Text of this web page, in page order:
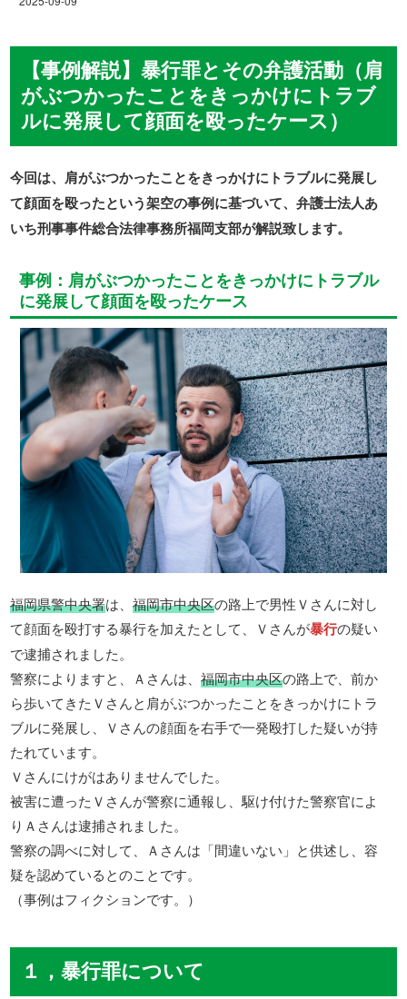
【事例解説】暴行罪とその弁護活動（肩
がぶつかったことをきっかけにトラブ
ルに発展して顔面を殴ったケース）
今回は、肩がぶつかったことをきっかけにトラブルに発展し
て顔面を殴ったという架空の事例に基づいて、弁護士法人あ
いち刑事事件総合法律事務所福岡支部が解説致します。
事例：肩がぶつかったことをきっかけにトラブル
に発展して顔面を殴ったケース
福岡県警中央署は、福岡市中央区の路上で男性Ｖさんに対し
て顔面を殴打する暴行を加えたとして、Ｖさんが暴行の疑い
で逮捕されました。
警察によりますと、Ａさんは、福岡市中央区の路上で、前か
ら歩いてきたＶさんと肩がぶつかったことをきっかけにトラ
ブルに発展し、Ｖさんの顔面を右手で一発殴打した疑いが持
たれています。
Ｖさんにけがはありませんでした。
被害に遭ったＶさんが警察に通報し、駆け付けた警察官によ
りＡさんは逮捕されました。
警察の調べに対して、Ａさんは「間違いない」と供述し、容
疑を認めているとのことです。
（事例はフィクションです。）
１，暴行罪について